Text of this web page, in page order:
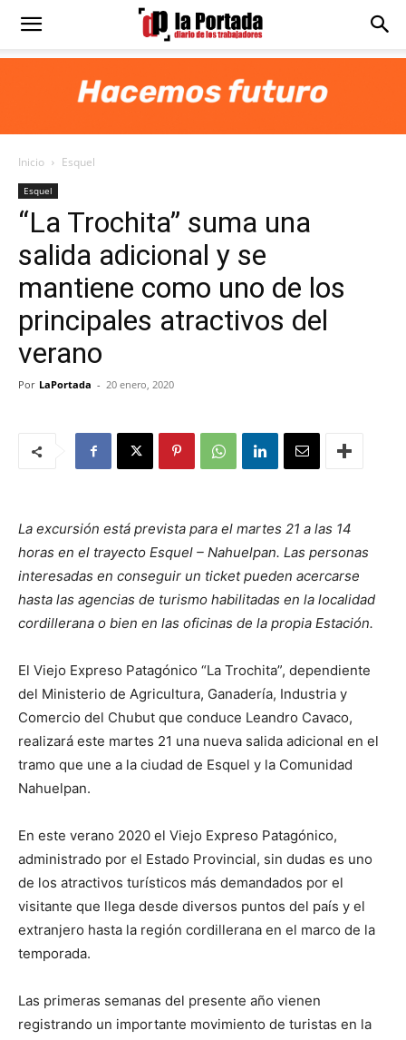
Diario
Portada
Inicio Esquel
Esquel
“La Trochita” suma una
salida adicional y se
mantiene como uno de los
principales atractivos del
verano
Por LaPortada - 20 enero, 2020
La excursión está prevista para el martes 21 a las 14
horas en el trayecto Esquel – Nahuelpan. Las personas
interesadas en conseguir un ticket pueden acercarse
hasta las agencias de turismo habilitadas en la localidad
cordillerana o bien en las oficinas de la propia Estación.
El Viejo Expreso Patagónico “La Trochita”, dependiente
del Ministerio de Agricultura, Ganadería, Industria y
Comercio del Chubut que conduce Leandro Cavaco,
realizará este martes 21 una nueva salida adicional en el
tramo que une a la ciudad de Esquel y la Comunidad
Nahuelpan.
En este verano 2020 el Viejo Expreso Patagónico,
administrado por el Estado Provincial, sin dudas es uno
de los atractivos turísticos más demandados por el
visitante que llega desde diversos puntos del país y el
extranjero hasta la región cordillerana en el marco de la
temporada.
Las primeras semanas del presente año vienen
registrando un importante movimiento de turistas en la